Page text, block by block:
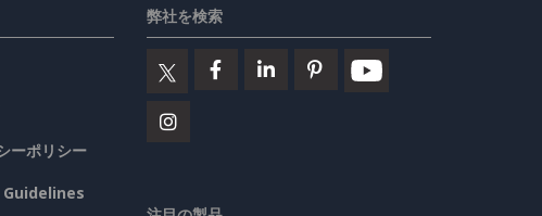
ーポリシー
弊社を検索